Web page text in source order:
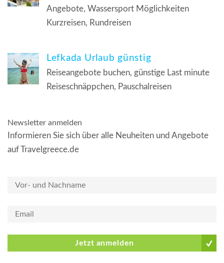
Angebote, Wassersport Möglichkeiten
Kurzreisen, Rundreisen
Lefkada Urlaub günstig
Reiseangebote buchen, günstige Last minute
Reiseschnäppchen, Pauschalreisen
Newsletter anmelden
Informieren Sie sich über alle Neuheiten und Angebote
auf Travelgreece.de
Jetzt anmelden